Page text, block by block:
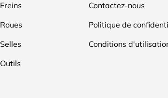
Freins
Roues
Selles
Outils
Contactez-nous
Politique de
Conditions